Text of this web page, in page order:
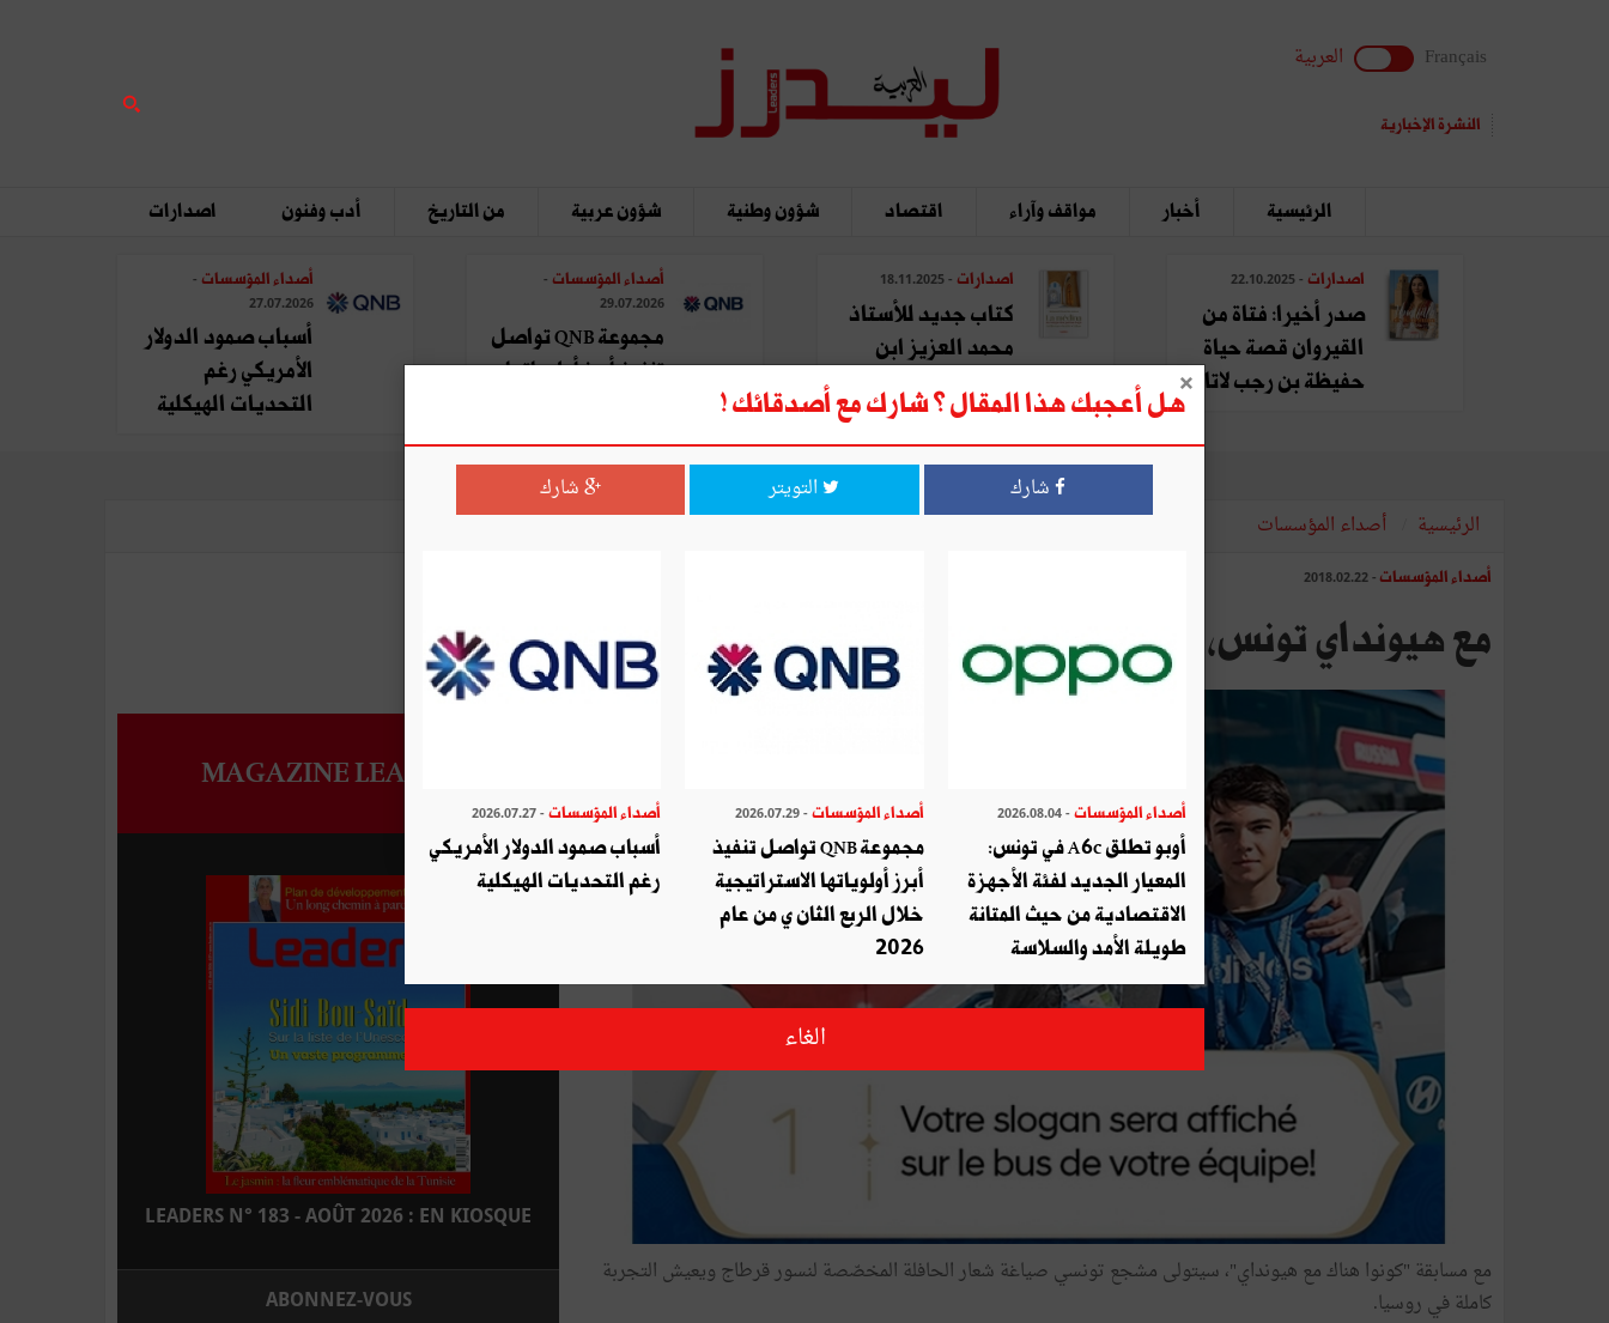
Français العربية
النشرة الإخبارية
الرئيسية أخبار مواقف وآراء اقتصاد شؤون وطنية شؤون عربية من التاريخ أدب وفنون اصدارات
اصدارات - 22.10.2025
صدر أخيرا: فتاة من
القيروان قصة حياة
حفيظة بن رجب لاتا
اصدارات - 18.11.2025
كتاب جديد للأستاذ
محمد العزيز ابن
أصداء المؤسسات -
29.07.2026
مجموعة QNB تواصل
تنفيذ أبرز أولوياتها
أصداء المؤسسات -
27.07.2026
أسباب صمود الدولار
الأمريكي رغم
التحديات الهيكلية
الرئيسية أصداء المؤسسات
أصداء المؤسسات - 2018.02.22
مع هيونداي تونس، تجربة مونديال روسيا 2018 تبدأ بشعار
مع مسابقة "كونوا هناك مع هيونداي"، سيتولى مشجع تونسي صياغة شعار الحافلة المخصّصة لنسور قرطاج ويعيش التجربة
كاملة في روسيا.
MAGAZINE LEADERS
LEADERS N° 183 - AOÛT 2026 : EN KIOSQUE
ABONNEZ-VOUS
هل أعجبك هذا المقال ؟ شارك مع أصدقائك !
شارك التويتر شارك
أصداء المؤسسات - 2026.08.04
أوبو تطلق A6c في تونس:
المعيار الجديد لفئة الأجهزة
الاقتصادية من حيث المتانة
طويلة الأمد والسلاسة
أصداء المؤسسات - 2026.07.29
مجموعة QNB تواصل تنفيذ
أبرز أولوياتها الاستراتيجية
خلال الربع الثان ي من عام
2026
أصداء المؤسسات- 2026.07.27
أسباب صمود الدولار الأمريكي
رغم التحديات الهيكلية
الغاء